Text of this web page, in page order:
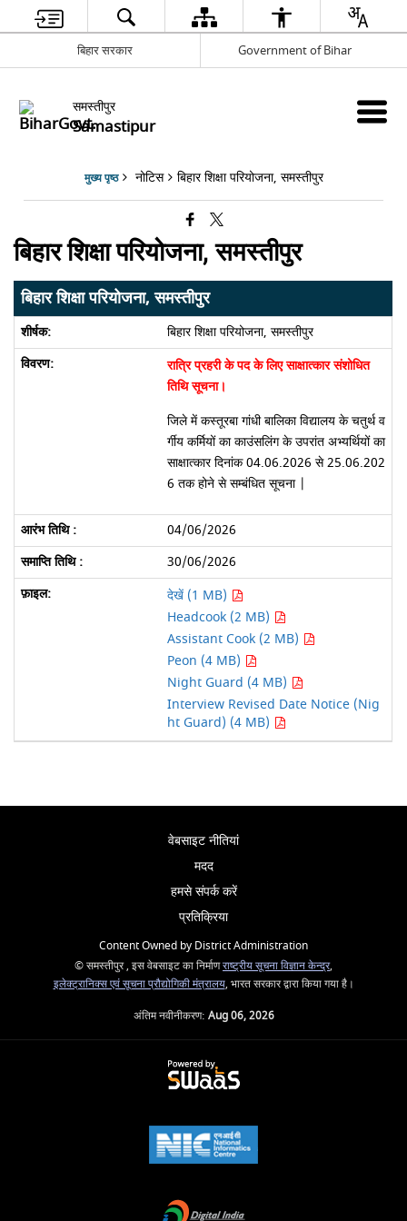
बिहार सरकार Government of Bihar
समस्तीपुर
Samastipur
मुख्य पृष्ठ नोटिस बिहार शिक्षा परियोजना, समस्तीपुर
बिहार शिक्षा परियोजना, समस्तीपुर
बिहार शिक्षा परियोजना, समस्तीपुर
बिहार शिक्षा परियोजना, समस्तीपुर
रात्रि प्रहरी के पद के लिए साक्षात्कार संशोधित
तिथि सूचना।
जिले में कस्तूरबा गांधी बालिका विद्यालय के चतुर्थ व
र्गीय कर्मियों का काउंसलिंग के उपरांत अभ्यर्थियों का
साक्षात्कार दिनांक 04.06.2026 से 25.06.202
6 तक होने से सम्बंधित सूचना |
04/06/2026
30/06/2026
देखें (1 MB)
Headcook (2 MB)
Assistant Cook (2 MB)
Peon (4 MB)
Night Guard (4 MB)
Interview Revised Date Notice (Nig
ht Guard) (4 MB)
वेबसाइट नीतियां
मदद
हमसे संपर्क करें
प्रतिक्रिया
Content Owned by District Administration
© समस्तीपुर , इस वेबसाइट का निर्माणराष्ट्रीय सूचना विज्ञान केन्द्र,
इलेक्ट्रानिक्स एवं सूचना प्रौद्योगिकी मंत्रालय, भारत सरकार द्वारा किया गया है।
अंतिम नवीनीकरण: Aug 06, 2026